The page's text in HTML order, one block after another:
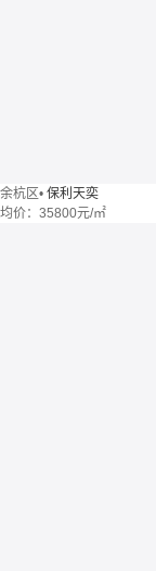
余杭区• 保利天奕
均价： 35800元/㎡